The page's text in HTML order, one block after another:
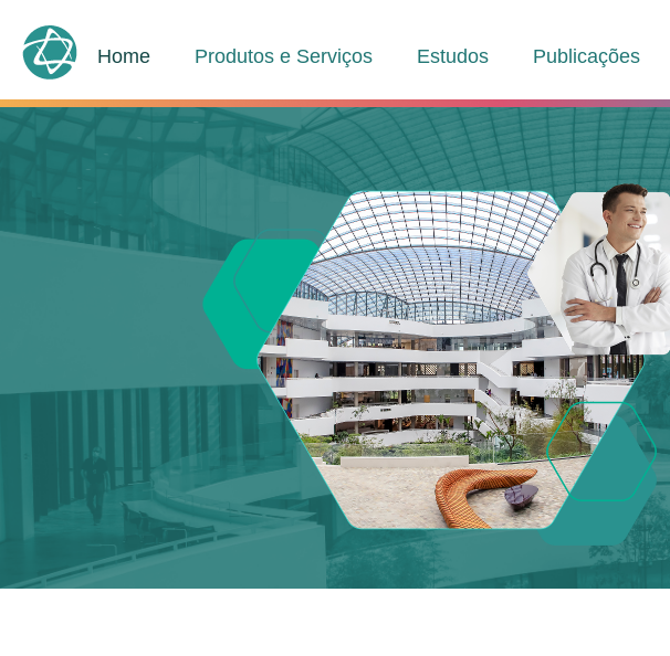
Home Produtos e Serviços Estudos Publicações